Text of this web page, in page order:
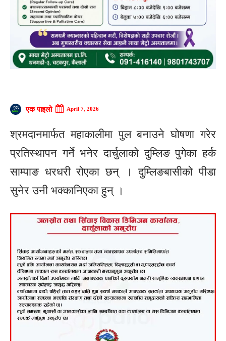
एक पाइलो April 7, 2026
श्रमदानमार्फत महाकालीमा पुल बनाउने घोषणा गरेर
प्रतिस्थापन गर्ने भनेर दार्चुलाको दुम्लिङ पुगेका हर्क
साम्पाङ धरधरी रोएका छन् । दुम्लिङबासीको पीडा
सुनेर उनी भक्कानिएका हुन् ।